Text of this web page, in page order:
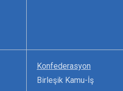
Konfederasyon
Birleşik Kamu-İş